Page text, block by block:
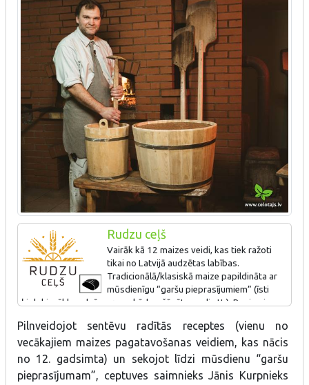
Rudzu ceļš
Vairāk kā 12 maizes veidi, kas tiek ražoti
tikai no Latvijā audzētas labības.
Tradicionālā/klasiskā maize papildināta ar
mūsdienīgu “garšu pieprasījumiem” (īsti
ķiploki, sēklas, dzērveņu sukādes, žāvētu augli utt.). Rupjmaize
pat pus metru. Tai tiek pievienoti šķeltie rudzu graudi, tādā veidā
maize dabīgā veidā tiek bagātināta ar šķiedrvielām un B vitamīnu.
Pilnveidojot sentēvu radītās receptes (vienu no
vecākajiem maizes pagatavošanas veidiem, kas nācis
no 12. gadsimta) un sekojot līdzi mūsdienu “garšu
pieprasījumam”, ceptuves saimnieks Jānis Kurpnieks